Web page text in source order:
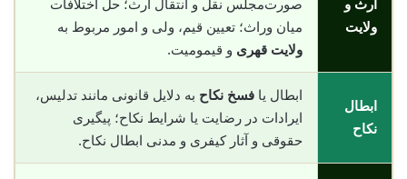
ارث و
ولایت
صورت‌مجلس نقل و انتقال ارث؛ حل اختلافات
میان وراث؛ تعیین قیم، ولی و امور مربوط به
ولایت قهری و قیمومیت.
ابطال
نکاح
ابطال یا فسخ نکاح به دلایل قانونی مانند تدلیس،
ایرادات در رضایت یا شرایط نکاح؛ پیگیری
حقوقی و آثار کیفری و مدنی ابطال نکاح.